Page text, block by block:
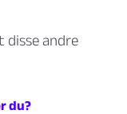
disse andre
du?